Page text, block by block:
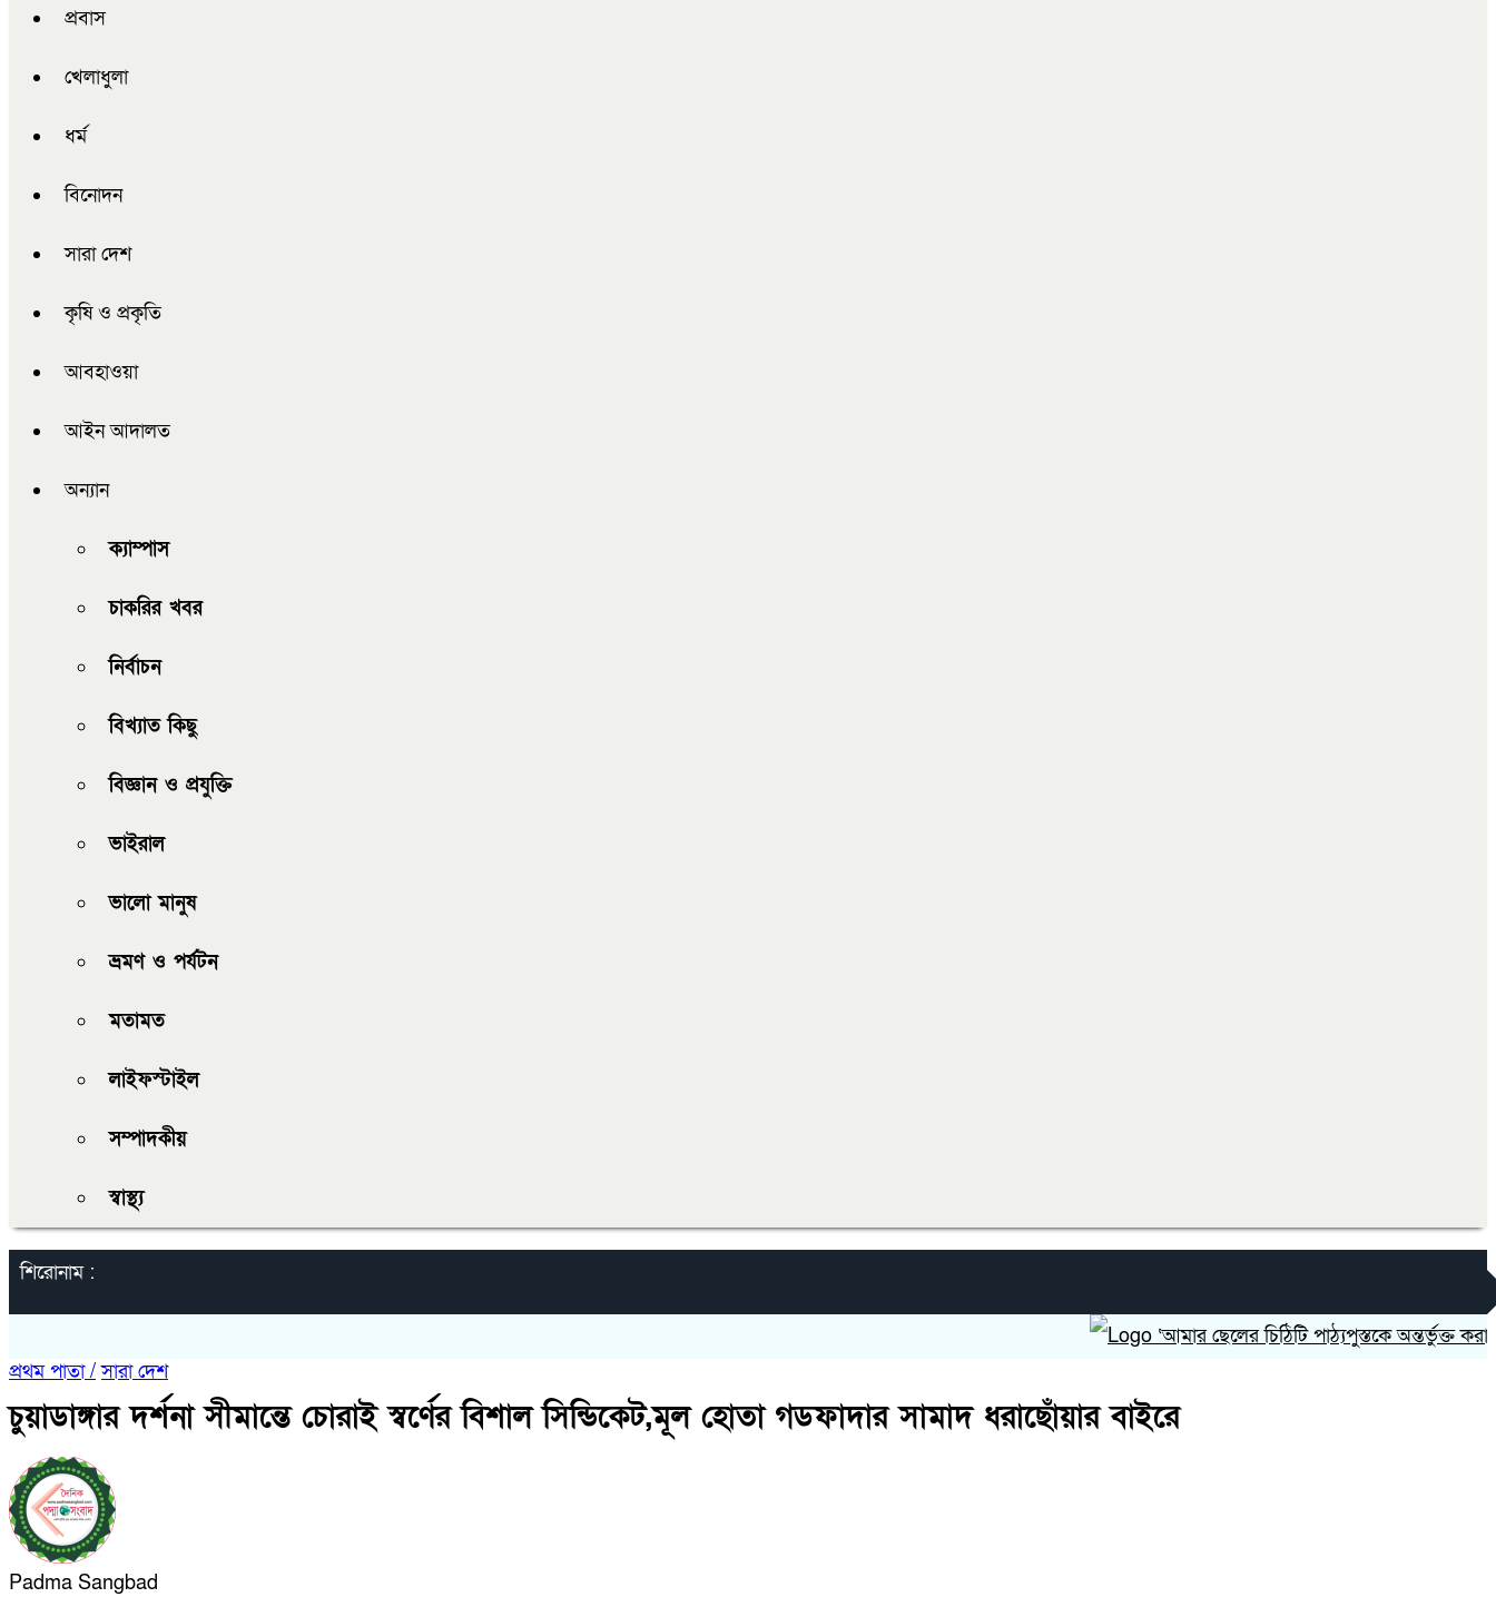
প্রবাস
খেলাধুলা
ধর্ম
বিনোদন
সারা দেশ
কৃষি ও প্রকৃতি
আবহাওয়া
আইন আদালত
অন্যান
ক্যাম্পাস
চাকরির খবর
নির্বাচন
বিখ্যাত কিছু
বিজ্ঞান ও প্রযুক্তি
ভাইরাল
ভালো মানুষ
ভ্রমণ ও পর্যটন
মতামত
লাইফস্টাইল
সম্পাদকীয়
স্বাস্থ্য
শিরোনাম :
‘আমার ছেলের চিঠিটি পাঠ্যপুস্তকে অন্তর্ভুক্ত করা হোক’
প্রথম পাতা / সারা দেশ
চুয়াডাঙ্গার দর্শনা সীমান্তে চোরাই স্বর্ণের বিশাল সিন্ডিকেট,মূল হোতা গডফাদার সামাদ ধরাছোঁয়ার বাইরে
Padma Sangbad